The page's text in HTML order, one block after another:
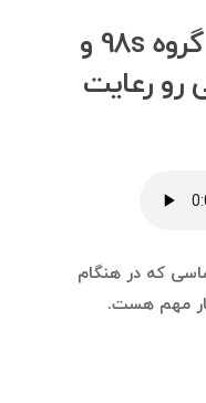
برای زنگ زدن به اعضای گروه 98s و
رو رعایت
که در هنگام